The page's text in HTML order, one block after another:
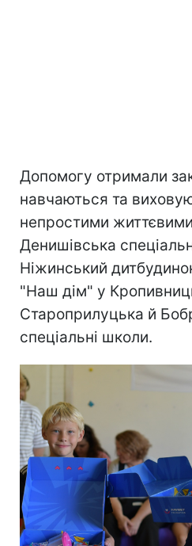
Допомогу отримали
навчаються та
непростими життєвими
Денишівська
Ніжинський
"Наш дім" у
Староприлуцька й
спеціальні школи.